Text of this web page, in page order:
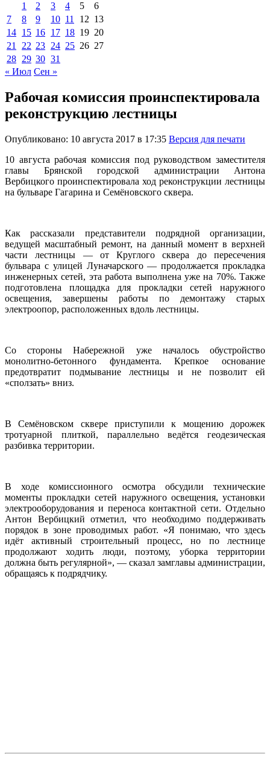
1 2 3 4 5
6
7
8 9 10 11 12 13
14 15 16 17 18 19 20
21
22 23 24 25 26 27
28 29 30 31
« Июл Сен »
Рабочая комиссия проинспектировала
реконструкцию лестницы
Опубликовано: 10 августа 2017 в 17:35 Версия для печати
10 августа рабочая комиссия под руководством заместителя
главы Брянской городской администрации Антона
Вербицкого проинспектировала ход реконструкции лестницы
на бульваре Гагарина и Семёновского сквера.
Как рассказали представители подрядной организации,
ведущей масштабный ремонт, на данный момент в верхней
части лестницы — от Круглого сквера до пересечения
бульвара с улицей Луначарского — продолжается прокладка
инженерных сетей, эта работа выполнена уже на 70%. Также
подготовлена площадка для прокладки сетей наружного
освещения, завершены работы по демонтажу старых
электроопор, расположенных вдоль лестницы.
Со стороны Набережной уже началось обустройство
монолитно-бетонного фундамента. Крепкое основание
предотвратит подмывание лестницы и не позволит ей
«сползать» вниз.
В Семёновском сквере приступили к мощению дорожек
тротуарной плиткой, параллельно ведётся геодезическая
разбивка территории.
В ходе комиссионного осмотра обсудили технические
моменты прокладки сетей наружного освещения, установки
электрооборудования и переноса контактной сети. Отдельно
Антон Вербицкий отметил, что необходимо поддерживать
порядок в зоне проводимых работ. «Я понимаю, что здесь
идёт активный строительный процесс, но по лестнице
продолжают ходить люди, поэтому, уборка территории
должна быть регулярной», — сказал замглавы администрации,
обращаясь к подрядчику.